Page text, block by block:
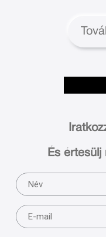
És értesülj